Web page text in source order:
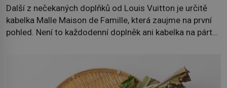
Další z nečekaných doplňků od Louis Vuitton je určitě
kabelka Malle Maison de Famille, která zaujme na první
pohled. Není to každodenní doplněk ani kabelka na párty,
adrese 18 Rue Louis Vuitton, které bylo postaveno v
roce 1869. […]